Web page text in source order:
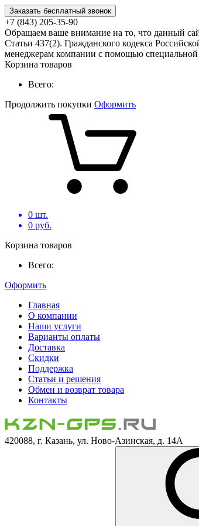
Заказать бесплатный звонок
+7 (843) 205-35-90
Обращаем ваше внимание на то, что данный
Статьи 437(2). Гражданского кодекса
менеджерам компании с помощью
Корзина товаров
Всего:
Продолжить покупки Оформить
0 шт.
0 руб.
Корзина товаров
Всего:
Оформить
Главная
О компании
Наши услуги
Варианты оплаты
Доставка
Скидки
Поддержка
Статьи и решения
Обмен и возврат товара
Контакты
420088, г. Казань, ул. Ново-Азинская, д. 14А